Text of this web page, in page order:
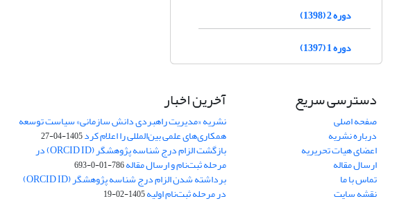
دوره 2 (1398)
دوره 1 (1397)
دسترسی سریع
صفحه اصلی
درباره نشریه
اعضای هیات تحریریه
ارسال مقاله
تماس با ما
نقشه سایت
آخرین اخبار
نشریه «مدیریت راهبردی دانش سازمانی» سیاست توسعه
همکاری‌های علمی بین‌المللی را اعلام کرد1405-04-27
بازگشت الزام درج شناسه پژوهشگر (ORCID ID) در
مرحله ثبت‌نام و ارسال مقاله786-01-0-693
برداشته شدن الزام درج شناسه پژوهشگر (ORCID ID)
در مرحله ثبت‌نام اولیه1405-02-19